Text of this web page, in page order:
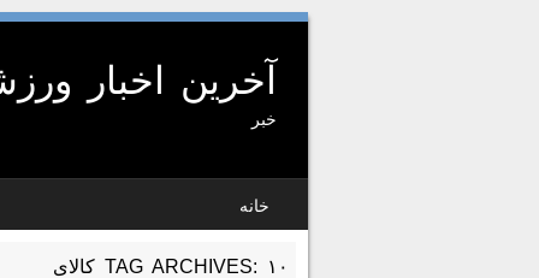
آخرین اخبار
خبر
MENU
SKIP TO CONTENT
خانه
TAG ARCHIVES: ۱۰ کالای